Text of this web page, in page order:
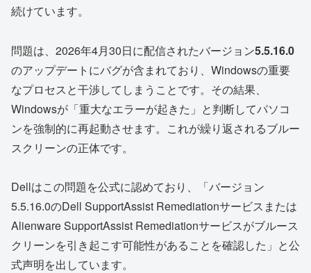
続けています。
問題は、2026年4月30日に配信されたバージョン5.5.16.0
のアップデートにバグが含まれており、Windowsの重要
なプロセスと干渉してしまうことです。その結果、
Windowsが「重大なエラーが起きた」と判断してパソコ
ンを強制的に再起動させます。これが繰り返されるブルー
スクリーンの正体です。
Dellはこの問題を公式に認めており、「バージョン
5.5.16.0のDell SupportAssist Remediationサービスまたは
Alienware SupportAssist Remediationサービスがブルース
クリーンを引き起こす可能性があることを確認した」と公
式声明を出しています。